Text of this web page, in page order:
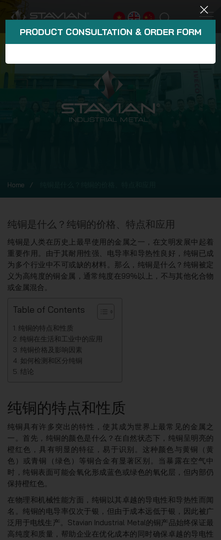
Home
纯铜是什么？纯铜的价格、特点和应用
纯铜是人类在历史上最早使用的金属之一，在文明发展中起着
重要作用。由于其耐用性强、电导率和导热性良好，纯铜已成
为多个行业中不可或缺的材料。那么，纯铜是什么？纯铜被定
义为高纯度的铜金属，通常纯度在99%以上，不与其他化合物
或金属混合。
Table of Contents
纯铜的特点和性质
纯铜在生活和工业中的应用
纯铜价格及影响因素
如何检测和区分纯铜
结论
纯铜的特点和性质
纯铜具有许多突出的特性，使其成为世界上最常见的金属之
一。首先，纯铜的颜色是什么？在自然状态下，纯铜呈明亮的
橙红色，具有明显的特征，易于识别。这种颜色与黄铜（黄
色）或青铜（绿色）等铜合金有显著区别。当暴露在空气中
时，纯铜表面可能会氧化形成蓝色或绿色的氧化层，但内部仍
保持橙红色。
在物理和机械性能方面，纯铜以其卓越的导电性和导热性而闻
名。纯铜的电导率仅次于银，但由于成本远低于银，因此被广
泛用于电线生产。Stavian Industrial Metal的铜产品始终保证最
高纯度和质量，帮助企业在优化成本的同时确保卓越的导电性
PRODUCT CONSULTATION & ORDER FORM